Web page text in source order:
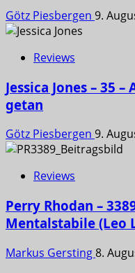
Götz Piesbergen 9.
Reviews
Jessica Jones – 35
getan
Götz Piesbergen 9.
Reviews
Perry Rhodan –
Mentalstabile (Leo
Markus Gersting8.